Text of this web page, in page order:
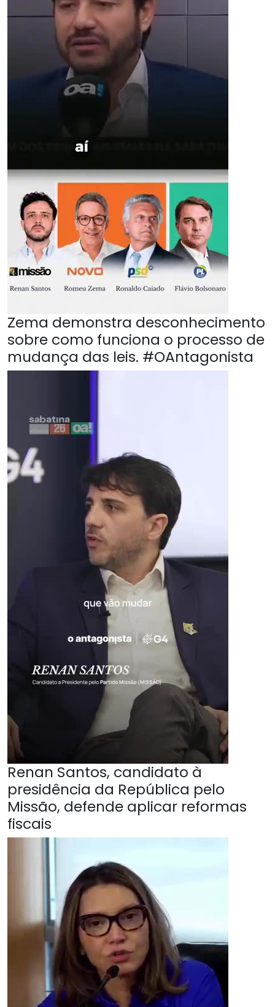
Zema demonstra desconhecimento
sobre como funciona o processo de
mudança das leis. #OAntagonista
Renan Santos, candidato à
presidência da República pelo
Missão, defende aplicar reformas
fiscais